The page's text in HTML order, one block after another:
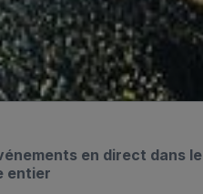
en direct dans le
entier